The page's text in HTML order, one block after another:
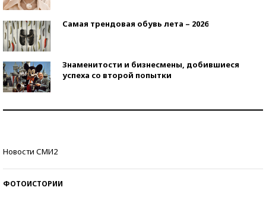
Самая трендовая обувь лета – 2026
Знаменитости и бизнесмены, добившиеся
успеха со второй попытки
Новости СМИ2
ФОТОИСТОРИИ